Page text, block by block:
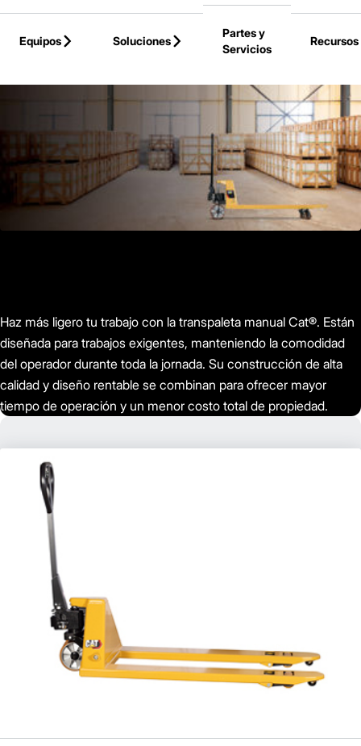
Skip to Main Content
Equipos
Soluciones
Partes y
Servicios
Recursos
Haz más ligero tu trabajo con la transpaleta manual Cat®. Están
diseñada para trabajos exigentes, manteniendo la comodidad
del operador durante toda la jornada. Su construcción de alta
calidad y diseño rentable se combinan para ofrecer mayor
tiempo de operación y un menor costo total de propiedad.